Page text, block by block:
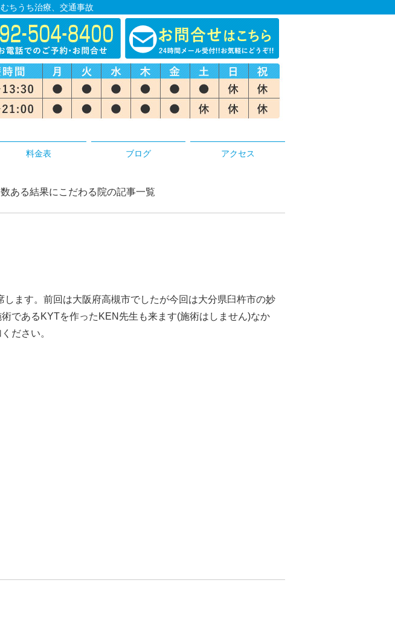
ちうち治療、交通事故
料金表 ブログ アクセス
ある結果にこだわる院の記事一覧
ます。前回は大阪府高槻市でしたが今回は大分県臼杵市の妙
であるKYTを作ったKEN先生も来ます(施術はしません)なか
ださい。